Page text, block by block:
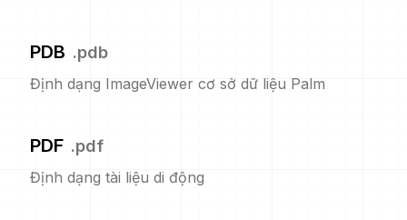
PDB .pdb
Định dạng ImageViewer cơ sở dữ liệu Palm
PDF .pdf
Định dạng tài liệu di động